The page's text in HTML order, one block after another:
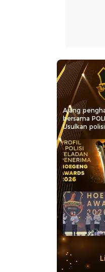
Ajang
bersama
Usulkan